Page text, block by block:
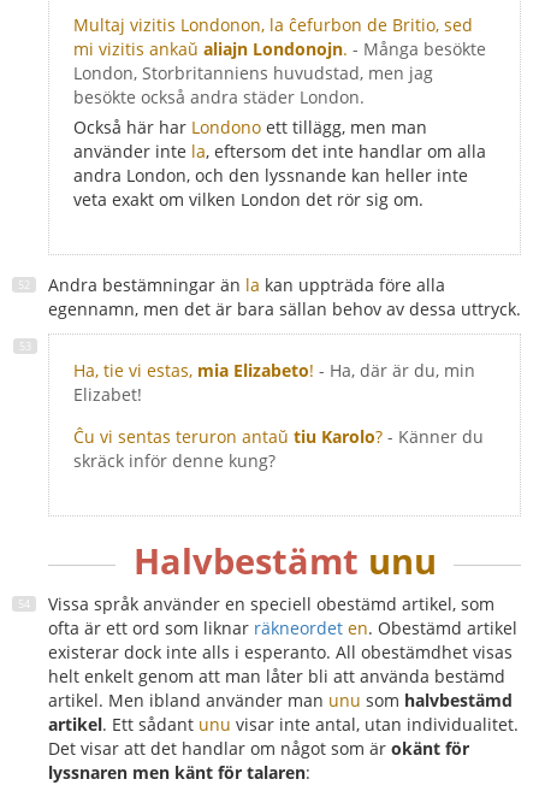
Multaj vizitis Londonon, la ĉefurbon de Britio, sed
mi vizitis ankaŭ aliajn Londonojn. - Många besökte
London, Storbritanniens huvudstad, men jag
besökte också andra städer London.
Också här har Londono ett tillägg, men man
använder inte la, eftersom det inte handlar om alla
andra London, och den lyssnande kan heller inte
veta exakt om vilken London det rör sig om.
Andra bestämningar än la kan uppträda före alla
egennamn, men det är bara sällan behov av dessa uttryck.
Ha, tie vi estas, mia Elizabeto! - Ha, där är du, min
Elizabet!
Ĉu vi sentas teruron antaŭ tiu Karolo? - Känner du
skräck inför denne kung?
Halvbestämt unu
Vissa språk använder en speciell obestämd artikel, som
ofta är ett ord som liknar räkneordet en. Obestämd artikel
existerar dock inte alls i esperanto. All obestämdhet visas
helt enkelt genom att man låter bli att använda bestämd
artikel. Men ibland använder man unu som halvbestämd
artikel. Ett sådant unu visar inte antal, utan individualitet.
Det visar att det handlar om något som är okänt för
lyssnaren men känt för talaren: